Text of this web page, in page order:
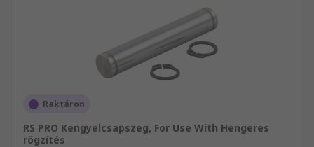
Raktáron
RS PRO Kengyelcsapszeg, For Use With Hengeres
rögzítés